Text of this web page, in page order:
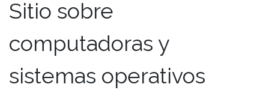
Sitio sobre
computadoras y
sistemas operativos